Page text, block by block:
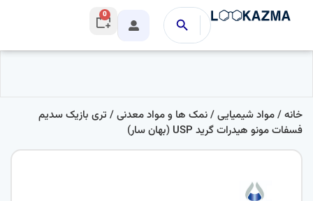
0
خانه/مواد شیمیایی/نمک ها و مواد معدنی/ تری بازیک سدیم
فسفات مونو هیدرات گرید USP (بهان سار)